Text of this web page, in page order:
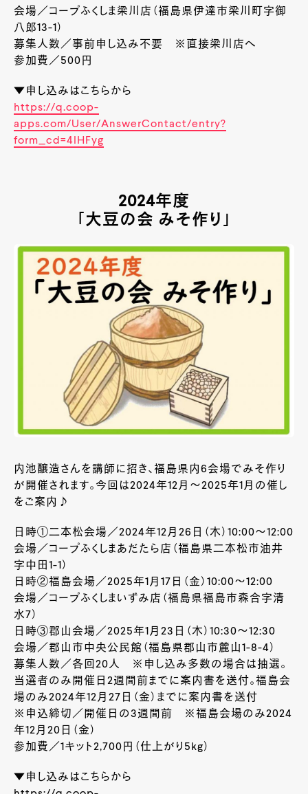
会場／コープふくしま梁川店（福島県伊達市梁川町字御
八郎13-1）
募集人数／事前申し込み不要 ※直接梁川店へ
参加費／500円
▼申し込みはこちらから
https://q.coop-
apps.com/User/AnswerContact/entry?
form_cd=4lHFyg
2024年度
「大豆の会 みそ作り」
内池醸造さんを講師に招き、福島県内6会場でみそ作り
が開催されます。今回は2024年12月～2025年1月の催し
をご案内♪
日時①二本松会場／2024年12月26日（木）10:00～12:00
会場／コープふくしまあだたら店（福島県二本松市油井
字中田1-1）
日時②福島会場／2025年1月17日（金）10:00～12:00
会場／コープふくしまいずみ店（福島県福島市森合字清
水7）
日時③郡山会場／2025年1月23日（木）10:30～12:30
会場／郡山市中央公民館（福島県郡山市麓山1-8-4）
募集人数／各回20人 ※申し込み多数の場合は抽選。
当選者のみ開催日2週間前までに案内書を送付。福島会
場のみ2024年12月27日（金）までに案内書を送付
※申込締切／開催日の3週間前 ※福島会場のみ2024
年12月20日（金）
参加費／1キット2,700円（仕上がり5kg）
▼申し込みはこちらから